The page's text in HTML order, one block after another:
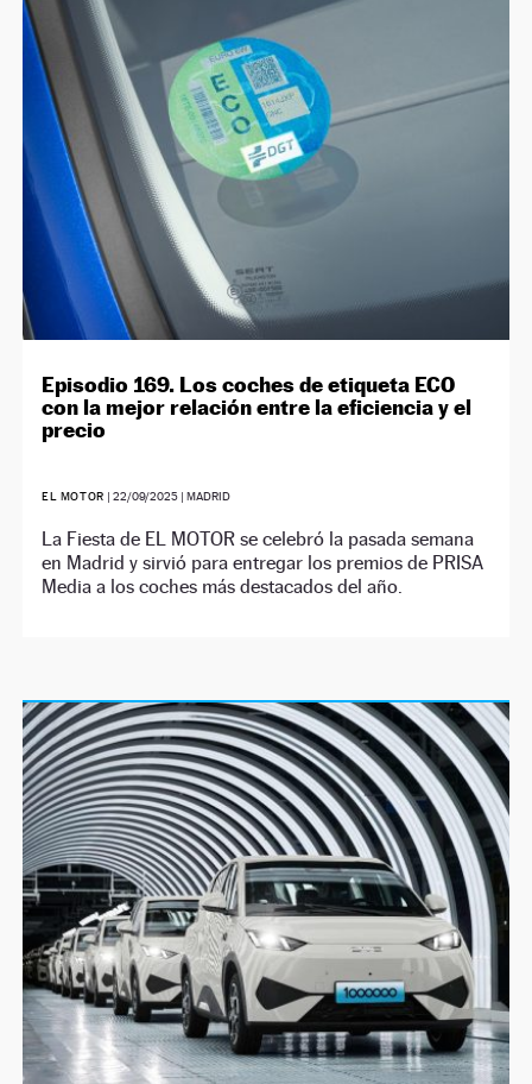
Episodio 169. Los coches de etiqueta ECO
con la mejor relación entre la eficiencia y el
precio
EL MOTOR | 22/09/2025| MADRID
La Fiesta de EL MOTOR se celebró la pasada semana
en Madrid y sirvió para entregar los premios de PRISA
Media a los coches más destacados del año.